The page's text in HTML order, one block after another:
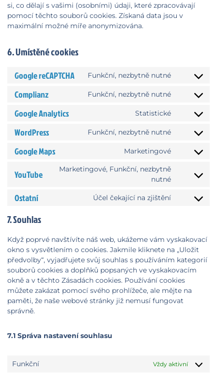
si, co dělají s vašimi (osobními) údaji, které zpracovávají
pomocí těchto souborů cookies. Získaná data jsou v
maximální možné míře anonymizována.
6. Umístěné cookies
Google reCAPTCHA Funkční, nezbytně nutné
Consent
service
recaptcha
Complianz Funkční, nezbytně nutné
Consent
service
Google Analytics Statistické
Consent
service
analytics
WordPress Funkční, nezbytně nutné
Consent
service
Google Maps Marketingové
Consent
service
maps
YouTube
Marketingové, Funkční, nezbytně
nutné
Consent
service
Ostatní Účel čekající na zjištění
Consent
7. Souhlas
Když poprvé navštívíte náš web, ukážeme vám vyskakovací
okno s vysvětlením o cookies. Jakmile kliknete na „Uložit
předvolby“, vyjadřujete svůj souhlas s používáním kategorií
souborů cookies a doplňků popsaných ve vyskakovacím
okně a v těchto Zásadách cookies. Používání cookies
můžete zakázat pomocí svého prohlížeče, ale mějte na
paměti, že naše webové stránky již nemusí fungovat
správně.
7.1 Správa nastavení souhlasu
Funkční Vždy aktivní